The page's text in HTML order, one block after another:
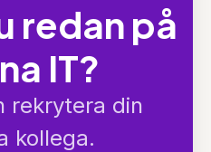
redan på
IT?
rekrytera din
kollega.